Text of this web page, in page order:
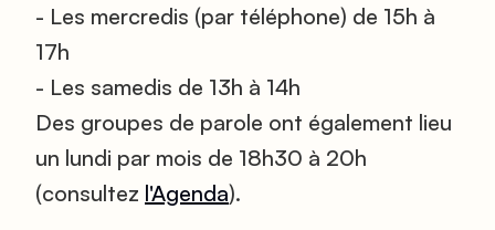
- Les mercredis (par téléphone) de 15h à
17h
- Les samedis de 13h à 14h
Des groupes de parole ont également lieu
un lundi par mois de 18h30 à 20h
(consultez l'Agenda).